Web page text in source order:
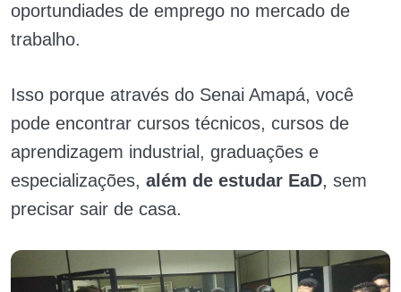
oportundiades de emprego no mercado de
trabalho.
Isso porque através do Senai Amapá, você
pode encontrar cursos técnicos, cursos de
aprendizagem industrial, graduações e
especializações, além de estudar EaD, sem
precisar sair de casa.